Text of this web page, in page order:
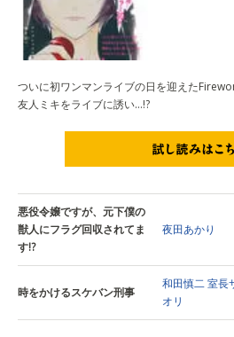
ついに初ワンマンライブの日を迎えた
友人ミキをライブに誘い…!?
悪役令嬢ですが、元下僕の
獣人にフラグ回収されてま
す!?
夜田あかり
時をかけるスケバン刑事
和田慎二室長
オリ